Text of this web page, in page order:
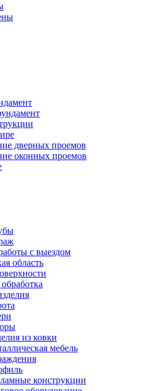
дверных проемов
оконных проемов
с выездом
область
из ковки
мебель
конструкции